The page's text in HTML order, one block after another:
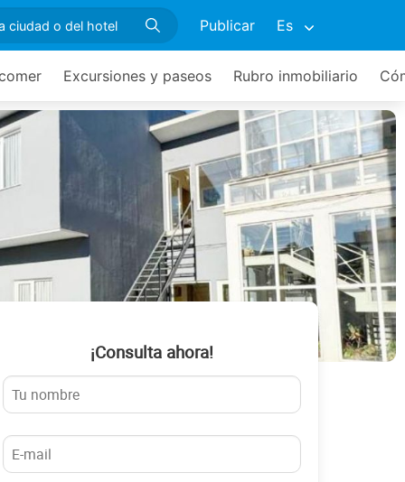
Publicar Es
Excursiones y paseos Rubro inmobiliario
¡Consulta ahora!